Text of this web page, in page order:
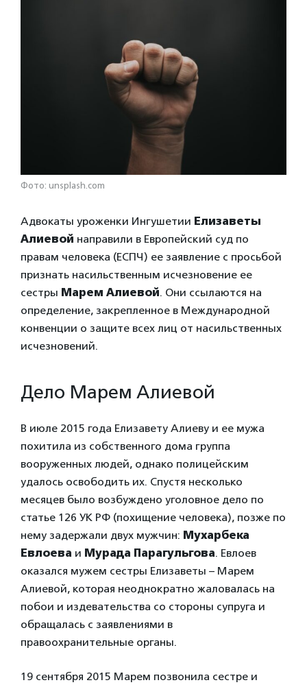
Фото: unsplash.com
Адвокаты уроженки Ингушетии Елизаветы
Алиевой направили в Европейский суд по
правам человека (ЕСПЧ) ее заявление с просьбой
признать насильственным исчезновение ее
сестры Марем Алиевой. Они ссылаются на
определение, закрепленное в Международной
конвенции о защите всех лиц от насильственных
исчезновений.
Дело Марем Алиевой
В июле 2015 года Елизавету Алиеву и ее мужа
похитила из собственного дома группа
вооруженных людей, однако полицейским
удалось освободить их. Спустя несколько
месяцев было возбуждено уголовное дело по
статье 126 УК РФ (похищение человека), позже по
нему задержали двух мужчин: Мухарбека
Евлоева и Мурада Парагульгова. Евлоев
оказался мужем сестры Елизаветы – Марем
Алиевой, которая неоднократно жаловалась на
побои и издевательства со стороны супруга и
обращалась с заявлениями в
правоохранительные органы.
19 сентября 2015 Марем позвонила сестре и